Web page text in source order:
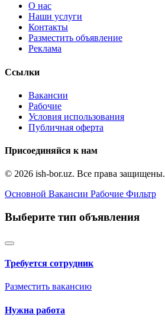
О нас
Наши услуги
Контакты
Разместить объявление
Реклама
Ссылки
Вакансии
Рабочие
Условия использования
Публичная оферта
Присоединяйся к нам
© 2026 ish-bor.uz. Все права защищены.
Основной Вакансии Рабочие Фильтр
Выберите тип объявления
Требуется сотрудник
Разместить вакансию
Нужна работа